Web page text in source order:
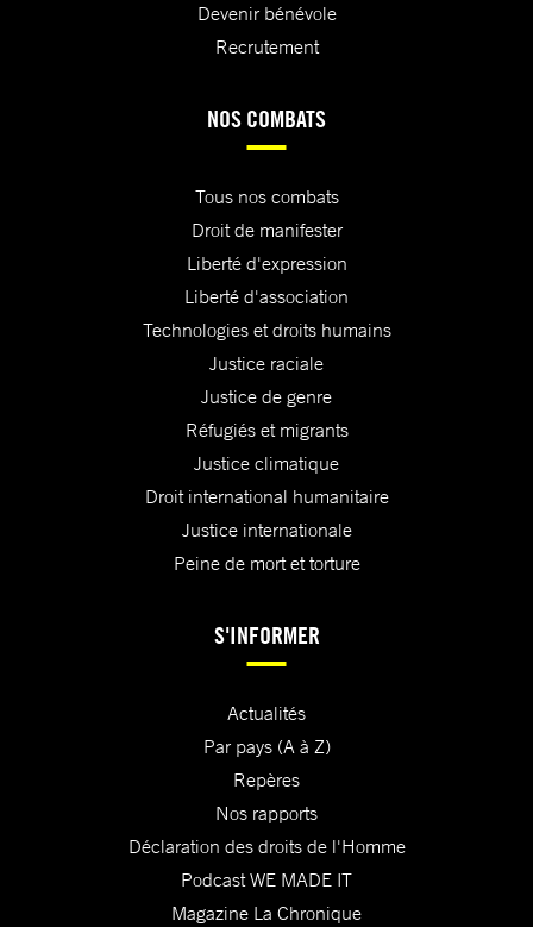
Devenir bénévole
Recrutement
NOS COMBATS
Tous nos combats
Droit de manifester
Liberté d'expression
Liberté d'association
Technologies et droits humains
Justice raciale
Justice de genre
Réfugiés et migrants
Justice climatique
Droit international humanitaire
Justice internationale
Peine de mort et torture
S'INFORMER
Actualités
Par pays (A à Z)
Repères
Nos rapports
Déclaration des droits de l'Homme
Podcast WE MADE IT
Magazine La Chronique